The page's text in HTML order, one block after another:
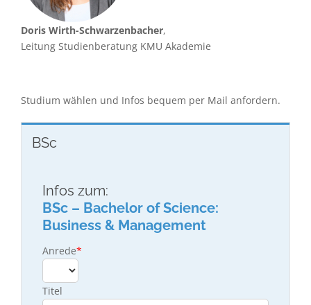
Doris Wirth-Schwarzenbacher,
Leitung Studienberatung KMU Akademie
Studium wählen und Infos bequem per Mail anfordern.
BSc
Infos zum:
BSc – Bachelor of Science:
Business & Management
Anrede*
Titel